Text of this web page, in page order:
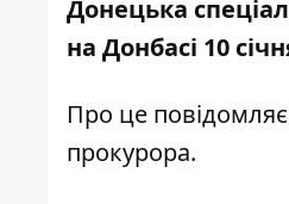
Донецька
на Донбасі 10
Про це повідомляє
прокурора.